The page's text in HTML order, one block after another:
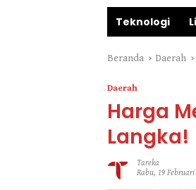
Teknologi
Beranda Daerah
Daerah
Harga
Langka!
Tareka
Rabu, 19 Februari